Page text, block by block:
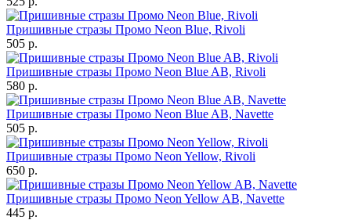
Пришивные стразы Промо Neon Blue, Rivoli
505 р.
Пришивные стразы Промо Neon Blue AB, Rivoli
580 р.
Пришивные стразы Промо Neon Blue AB, Navette
505 р.
Пришивные стразы Промо Neon Yellow, Rivoli
650 р.
Пришивные стразы Промо Neon Yellow AB, Navette
445 р.